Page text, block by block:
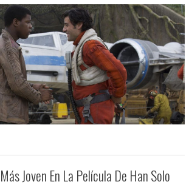
Joven En La Película De Han Solo